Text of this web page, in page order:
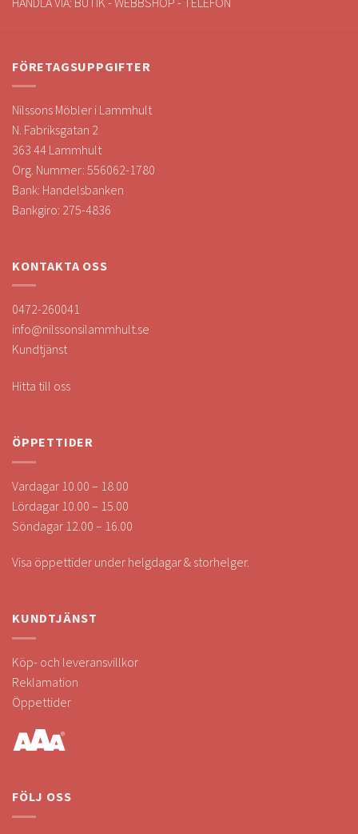
FÖRETAGSUPPGIFTER
Nilssons Möbler i Lammhult
N. Fabriksgatan 2
363 44 Lammhult
Org. Nummer: 556062-1780
Bank: Handelsbanken
Bankgiro: 275-4836
KONTAKTA OSS
0472-260041
info@nilssonsilammhult.se
Kundtjänst
Hitta till oss
ÖPPETTIDER
Vardagar 10.00 – 18.00
Lördagar 10.00 – 15.00
Söndagar 12.00 – 16.00
Visa öppettider under helgdagar & storhelger.
KUNDTJÄNST
Köp- och leveransvillkor
Reklamation
Öppettider
FÖLJ OSS